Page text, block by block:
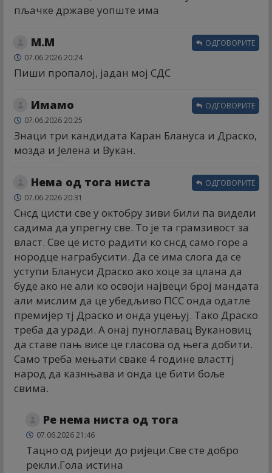
пљачке државе уопште има
М.М
07.06.2026 20:24
Пиши пропалој, јадан мој СДС
ОДГОВОРИТЕ
Имамо
07.06.2026 20:25
Знаци три кандидата Каран Блануса и Драско,
мозда и Јелена и Вукан.
ОДГОВОРИТЕ
Нема од тога ниста
07.06.2026 20:31
Снсд цисти све у октобру зиви били па видели
садима да упрегну све. То је та грамзивост за
власт. Све це исто радити ко снсд само горе а
нородце награбусити. Да се има слога да се
уступи Блануси Драско ако хоце за цлана да
буде ако не али ко освоји највеци број мандата
али мислим да це убедљиво ПСС онда одатле
премијер тј Драско и онда уцењуј. Тако Драско
треба да уради. А онај пуноглавац Вукановиц
да ставе пањ висе це гласова од њега добити.
Само треба мењати сваке 4 године власттј
народ да казнњава и онда це бити боље
свима.
ОДГОВОРИТЕ
Ре нема ниста од тога
07.06.2026 21:46
Тацно од ријеци до ријеци.Све сте добро
рекли.Гола истина